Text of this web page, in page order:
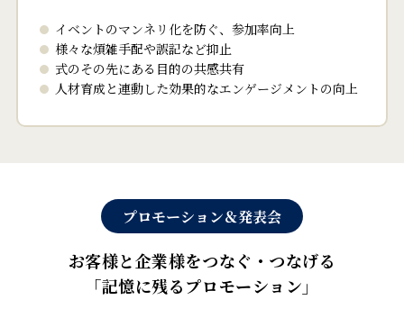
イベントのマンネリ化を防ぐ、参加率向上
様々な煩雑手配や誤記など抑止
式のその先にある目的の共感共有
人材育成と連動した効果的なエンゲージメントの向上
プロモーション＆発表会
お客様と企業様をつなぐ・つなげる
「記憶に残るプロモーション」